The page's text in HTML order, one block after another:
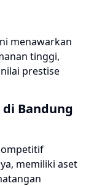
menawarkan
tinggi,
prestise
Bandung
memiliki aset